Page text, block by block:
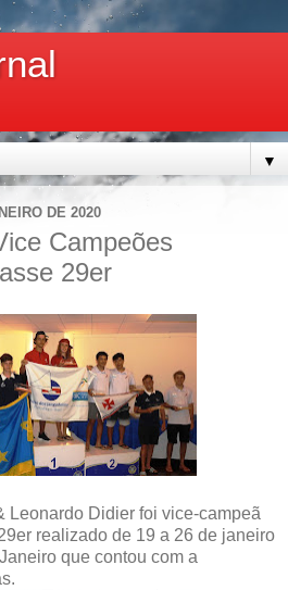
▼
DE 2020
Campeões
29er
Leonardo Didier foi vice-campeã
realizado de 19 a 26 de janeiro
que contou com a